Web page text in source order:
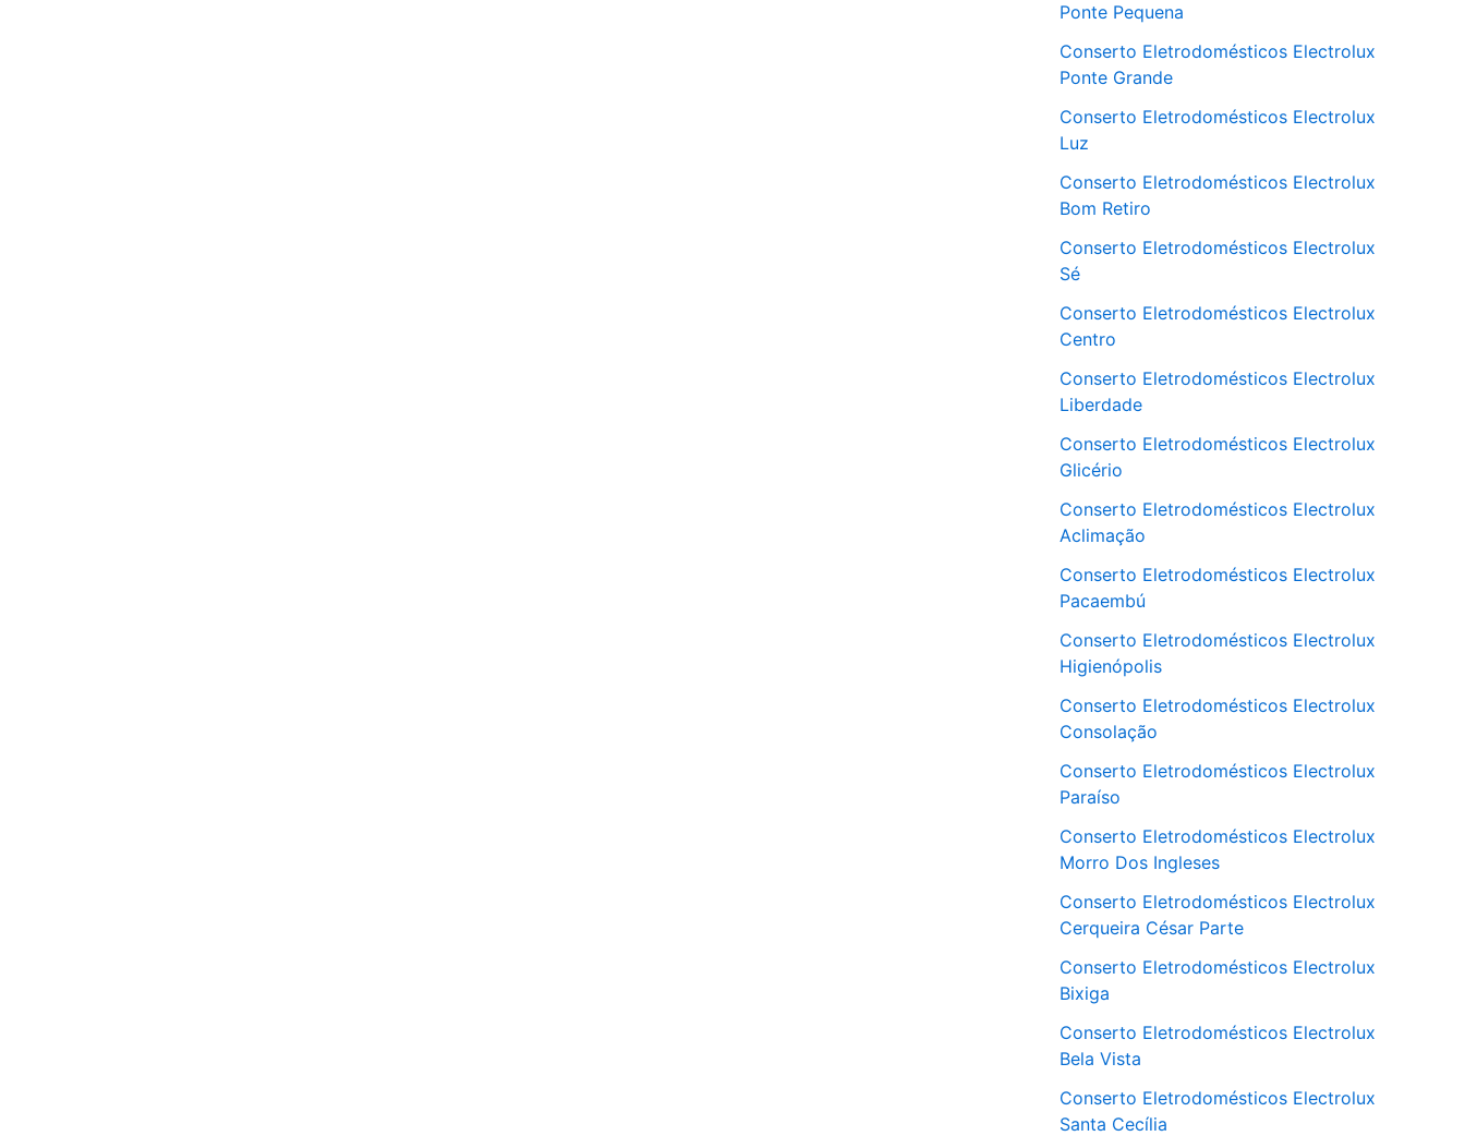
Ponte Pequena
Conserto Eletrodomésticos Electrolux
Ponte Grande
Conserto Eletrodomésticos Electrolux
Luz
Conserto Eletrodomésticos Electrolux
Bom Retiro
Conserto Eletrodomésticos Electrolux
Sé
Conserto Eletrodomésticos Electrolux
Centro
Conserto Eletrodomésticos Electrolux
Liberdade
Conserto Eletrodomésticos Electrolux
Glicério
Conserto Eletrodomésticos Electrolux
Aclimação
Conserto Eletrodomésticos Electrolux
Pacaembú
Conserto Eletrodomésticos Electrolux
Higienópolis
Conserto Eletrodomésticos Electrolux
Consolação
Conserto Eletrodomésticos Electrolux
Paraíso
Conserto Eletrodomésticos Electrolux
Morro Dos Ingleses
Conserto Eletrodomésticos Electrolux
Cerqueira César Parte
Conserto Eletrodomésticos Electrolux
Bixiga
Conserto Eletrodomésticos Electrolux
Bela Vista
Conserto Eletrodomésticos Electrolux
Santa Cecília